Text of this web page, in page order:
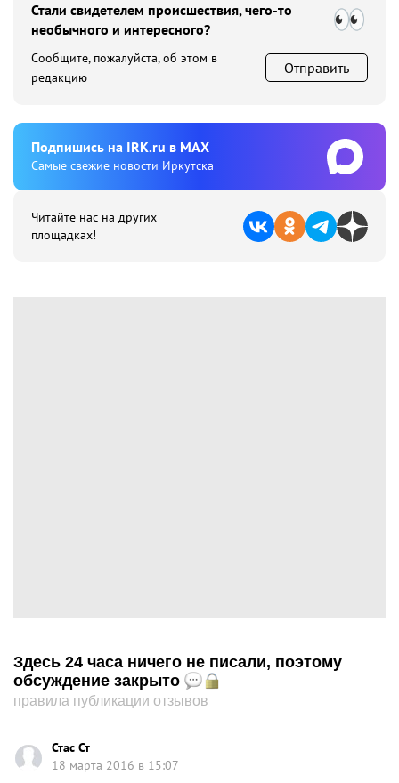
Стали свидетелем происшествия, чего-то
необычного и интересного?
Сообщите, пожалуйста, об этом в
редакцию
Отправить
Подпишиcь на IRK.ru в MAX
Cамые свежие новости Иркутска
Читайте нас на других
площадках!
Здесь 24 часа ничего не писали, поэтому
обсуждение закрыто
правила публикации отзывов
Стас Ст
18 марта 2016 в 15:07